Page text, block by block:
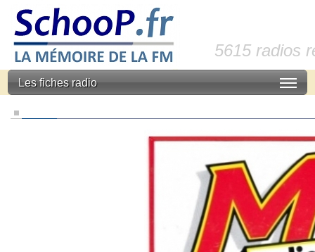
5615 radios
Les fiches radio